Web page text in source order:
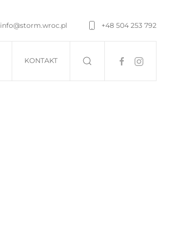
info@storm.wroc.pl +48 504 253 792
KONTAKT